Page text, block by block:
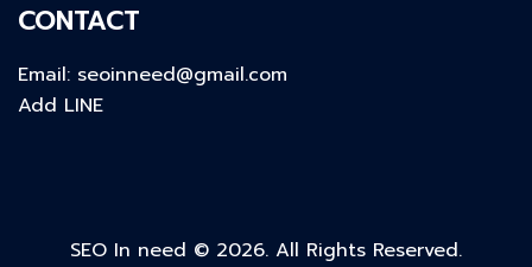
CONTACT
Email: seoinneed@gmail.com
Add LINE
SEO In need © 2026. All Rights Reserved.